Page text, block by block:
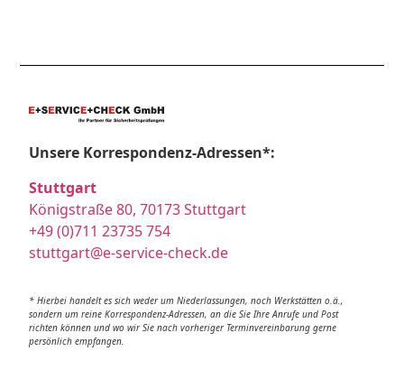
Unsere Korrespondenz-Adressen*:
Stuttgart
Königstraße 80, 70173 Stuttgart
+49 (0)711 23735 754
stuttgart@e-service-check.de
* Hierbei handelt es sich weder um Niederlassungen, noch Werkstätten o.ä.,
sondern um reine Korrespondenz-Adressen, an die Sie Ihre Anrufe und Post
richten können und wo wir Sie nach vorheriger Terminvereinbarung gerne
persönlich empfangen.